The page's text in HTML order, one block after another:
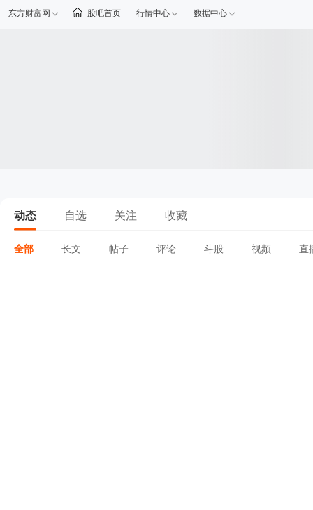
东方财富网 股吧首页 行情中心 数据中心
动态 自选 关注 收藏
全部 长文 帖子 评论 斗股 视频 直